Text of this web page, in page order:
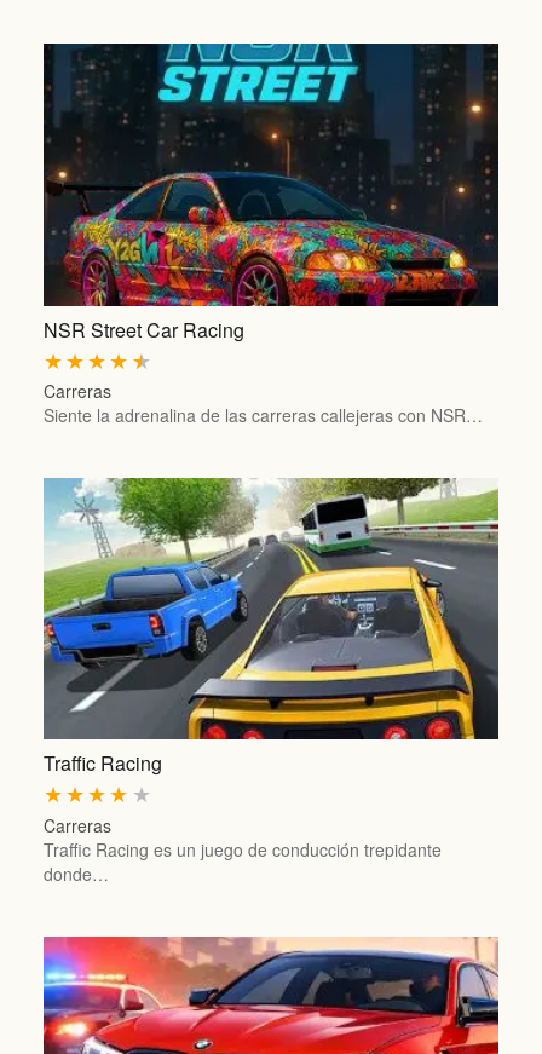
NSR Street Car Racing
★
★
★
★
★
Carreras
Siente la adrenalina de las carreras callejeras con NSR…
Traffic Racing
★
★
★
★
★
Carreras
Traffic Racing es un juego de conducción trepidante
donde…